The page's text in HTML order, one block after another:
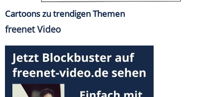
Cartoons zu trendigen Themen
freenet Video